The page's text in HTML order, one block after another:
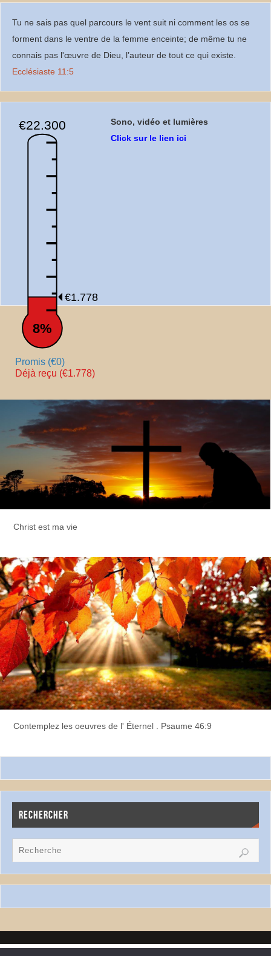
Tu ne sais pas quel parcours le vent suit ni comment les os se
forment dans le ventre de la femme enceinte; de même tu ne
connais pas l'œuvre de Dieu, l’auteur de tout ce qui existe.
Ecclésiaste 11:5
€22.300
€1.778
8%
Promis (€0)
Déjà reçu (€1.778)
Sono, vidéo et lumières
Click sur le lien ici
Christ est ma vie
Contemplez les oeuvres de l' Éternel . Psaume 46:9
RECHERCHER